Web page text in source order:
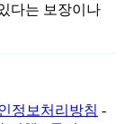
다는 보장이나
정보처리방침 -